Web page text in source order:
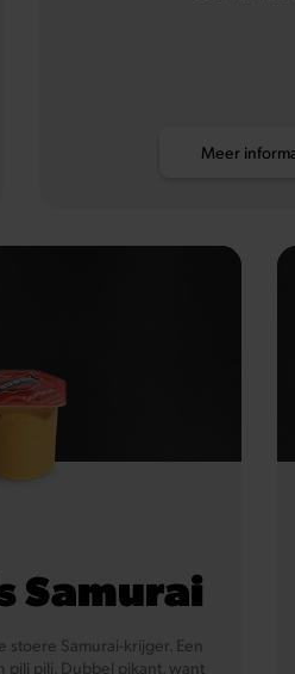
Meer
Samurai
stoere Samurai-krijger. Een
pili pili. Dubbel pikant, want